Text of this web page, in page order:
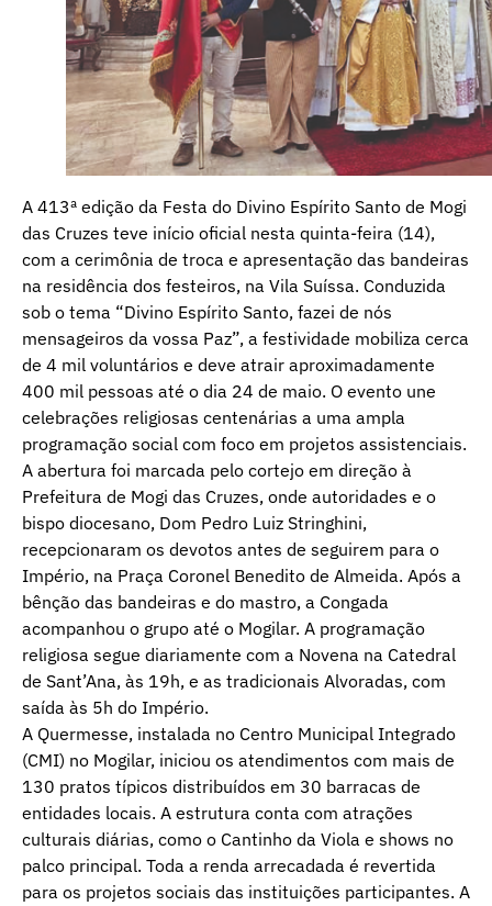
A 413ª edição da Festa do Divino Espírito Santo de Mogi
das Cruzes teve início oficial nesta quinta-feira (14),
com a cerimônia de troca e apresentação das bandeiras
na residência dos festeiros, na Vila Suíssa. Conduzida
sob o tema “Divino Espírito Santo, fazei de nós
mensageiros da vossa Paz”, a festividade mobiliza cerca
de 4 mil voluntários e deve atrair aproximadamente
400 mil pessoas até o dia 24 de maio. O evento une
celebrações religiosas centenárias a uma ampla
programação social com foco em projetos assistenciais.
A abertura foi marcada pelo cortejo em direção à
Prefeitura de Mogi das Cruzes, onde autoridades e o
bispo diocesano, Dom Pedro Luiz Stringhini,
recepcionaram os devotos antes de seguirem para o
Império, na Praça Coronel Benedito de Almeida. Após a
bênção das bandeiras e do mastro, a Congada
acompanhou o grupo até o Mogilar. A programação
religiosa segue diariamente com a Novena na Catedral
de Sant’Ana, às 19h, e as tradicionais Alvoradas, com
saída às 5h do Império.
A Quermesse, instalada no Centro Municipal Integrado
(CMI) no Mogilar, iniciou os atendimentos com mais de
130 pratos típicos distribuídos em 30 barracas de
entidades locais. A estrutura conta com atrações
culturais diárias, como o Cantinho da Viola e shows no
palco principal. Toda a renda arrecadada é revertida
para os projetos sociais das instituições participantes. A